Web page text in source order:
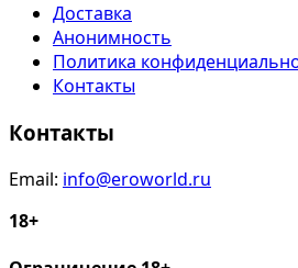
Доставка
Анонимность
Политика
Контакты
Контакты
Email: info@eroworld.ru
18+